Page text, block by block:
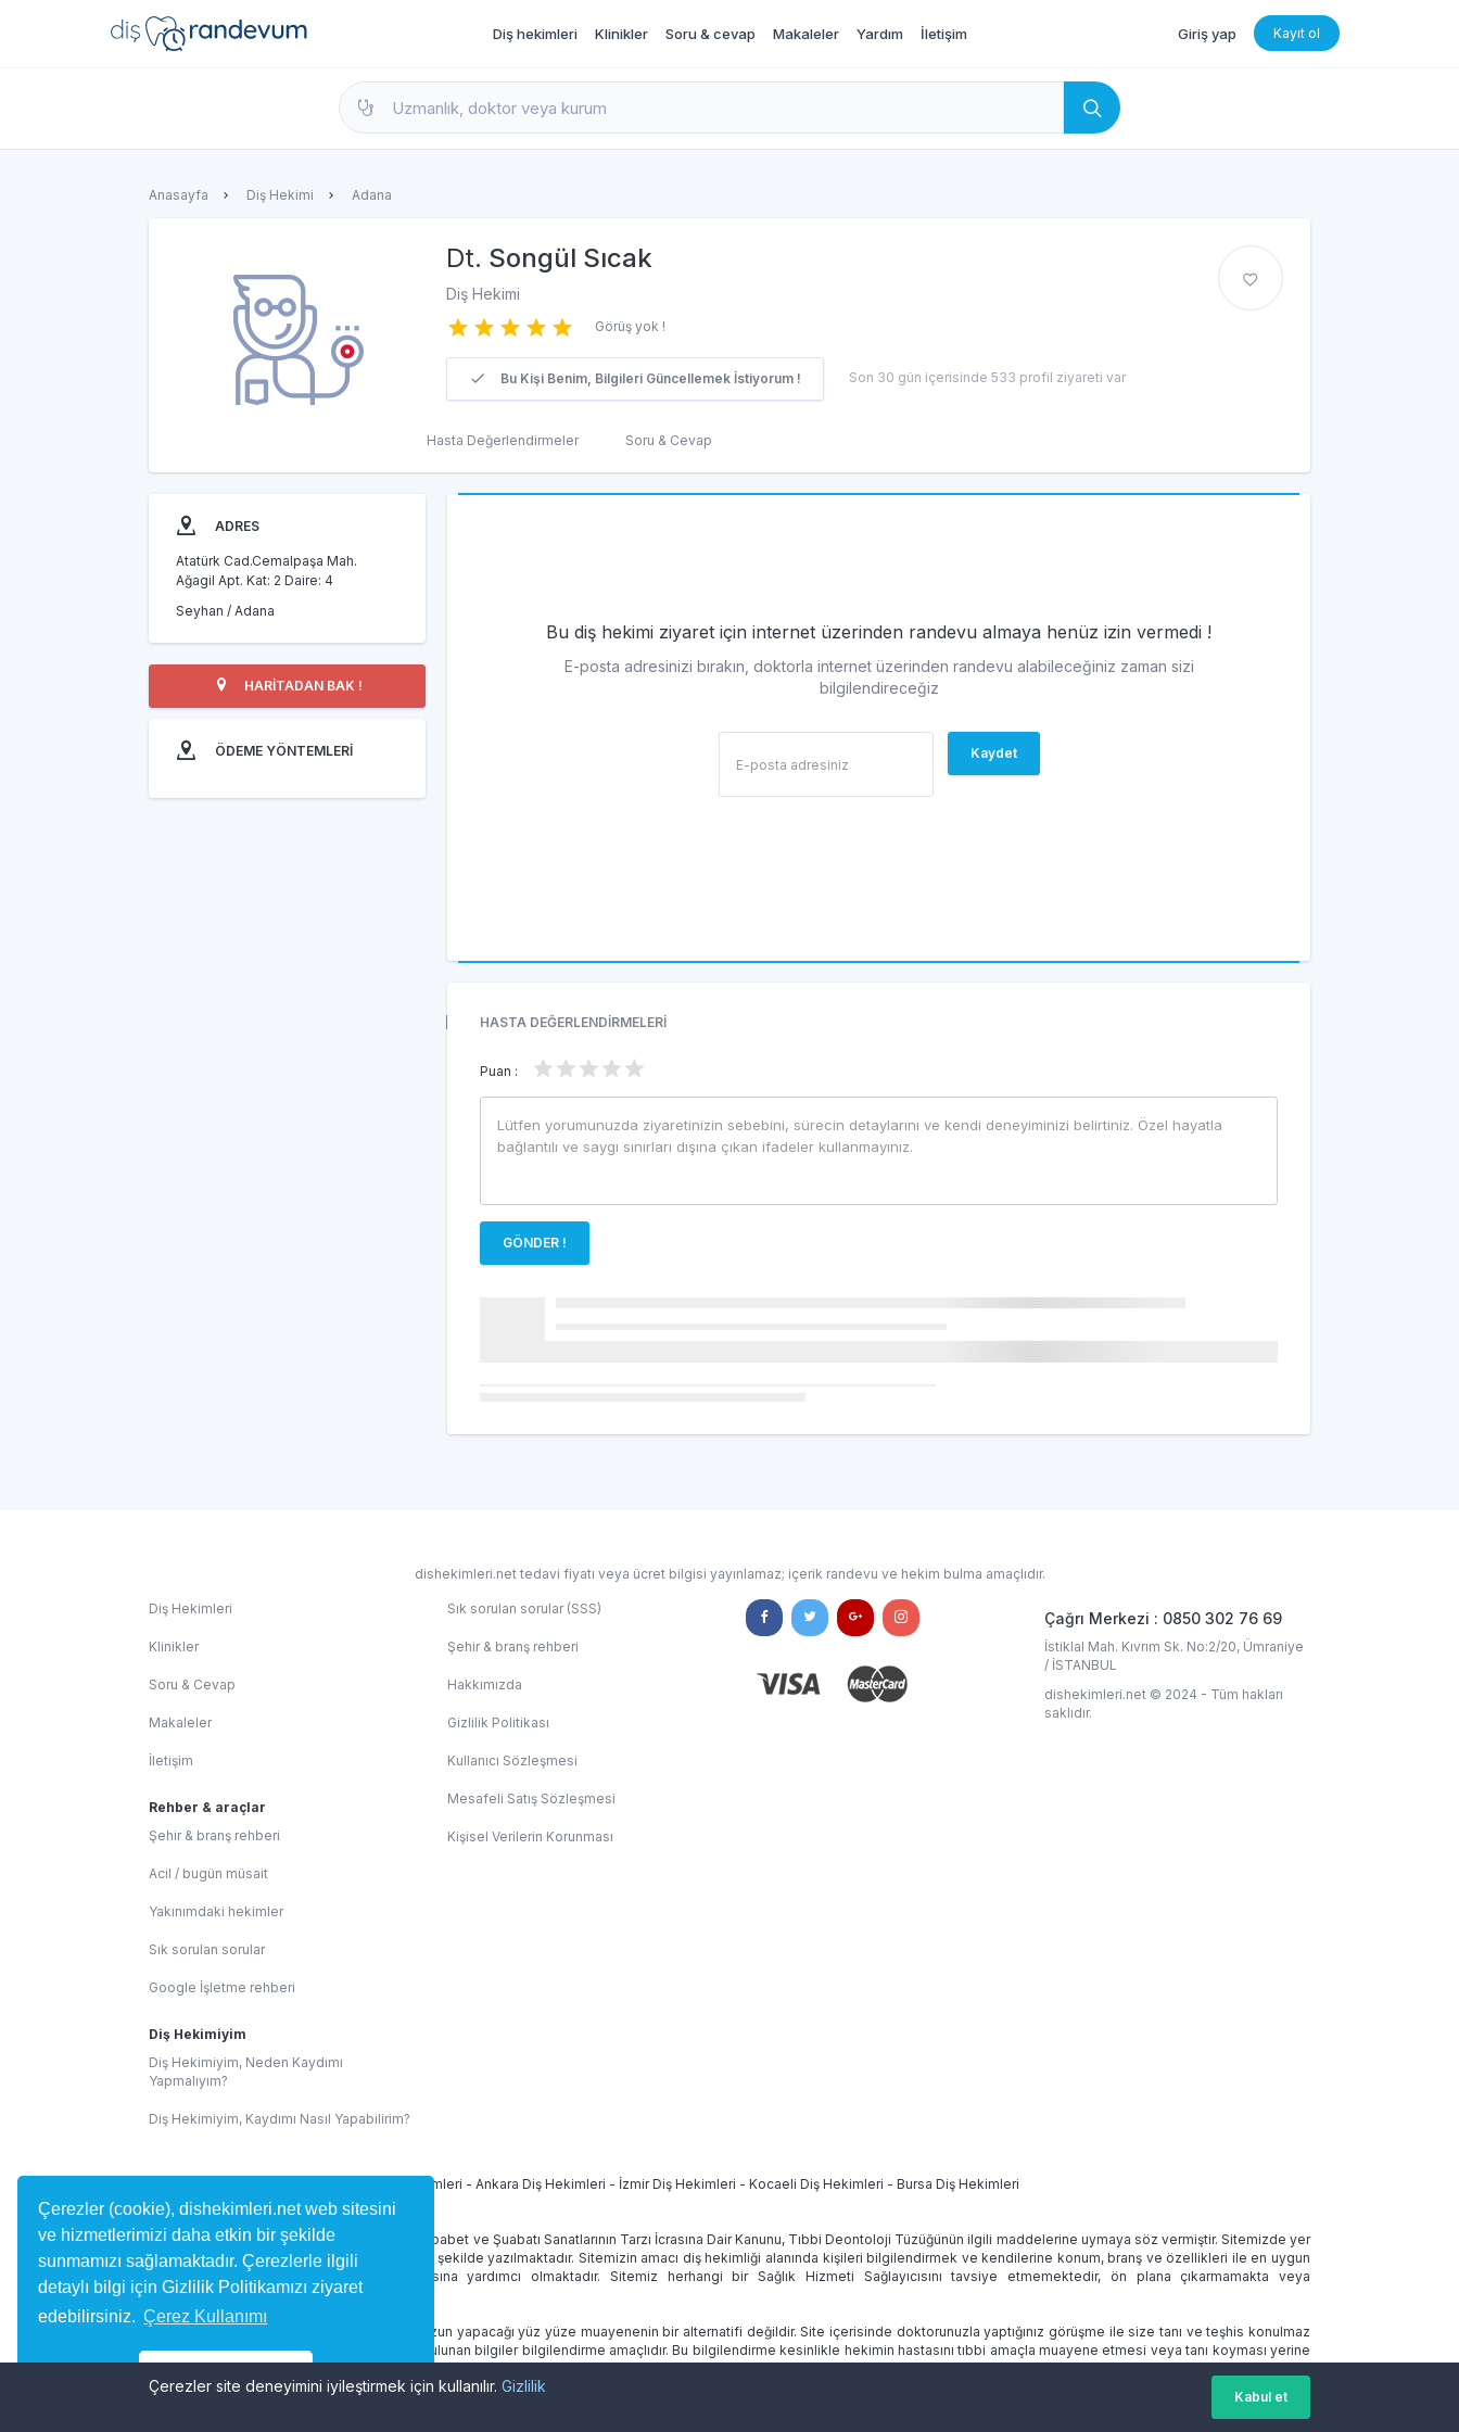
Çerezler (cookie), dishekimleri.net web sitesini
ve hizmetlerimizi daha etkin bir şekilde
sunmamızı sağlamaktadır. Çerezlerle ilgili
detaylı bilgi için Gizlilik Politikamızı ziyaret
edebilirsiniz. Çerez Kullanımı
dishekimleri.net - Diş Hekimi Bul, Yorumları İncele ve Randevu Al Giriş yap Kayıt ol
Diş hekimleri Klinikler Soru & cevap Makaleler Yardım İletişim
Anasayfa Diş Hekimi Adana
Dt. Songül Sıcak
Diş Hekimi
Görüş yok !
Bu Kişi Benim, Bilgileri Güncellemek İstiyorum ! Son 30 gün içerisinde 533 profil ziyareti var
Hasta Değerlendirmeler Soru & Cevap
ADRES
Atatürk Cad.Cemalpaşa Mah.
Ağagil Apt. Kat: 2 Daire: 4
Seyhan / Adana
HARİTADAN BAK !
ÖDEME YÖNTEMLERİ
Bu diş hekimi ziyaret için internet üzerinden randevu almaya henüz izin vermedi !
E-posta adresinizi bırakın, doktorla internet üzerinden randevu alabileceğiniz zaman sizi
bilgilendireceğiz
Kaydet
HASTA DEĞERLENDİRMELERİ
Puan :
GÖNDER !
Çerezler site deneyimini iyileştirmek için kullanılır. Gizlilik
Kabul et
dishekimleri.net tedavi fiyatı veya ücret bilgisi yayınlamaz; içerik randevu ve hekim bulma amaçlıdır.
Diş Hekimleri
Klinikler
Soru & Cevap
Makaleler
İletişim
Rehber & araçlar
Şehir & branş rehberi
Acil / bugün müsait
Yakınımdaki hekimler
Sık sorulan sorular
Google İşletme rehberi
Diş Hekimiyim
Diş Hekimiyim, Neden Kaydımı
Yapmalıyım?
Diş Hekimiyim, Kaydımı Nasıl Yapabilirim?
Sık sorulan sorular (SSS)
Şehir & branş rehberi
Hakkımızda
Gizlilik Politikası
Kullanıcı Sözleşmesi
Mesafeli Satış Sözleşmesi
Kişisel Verilerin Korunması
Çağrı Merkezi : 0850 302 76 69
İstiklal Mah. Kıvrım Sk. No:2/20, Ümraniye
/ İSTANBUL
dishekimleri.net © 2024 - Tüm hakları
saklıdır.
İstanbul Diş Hekimleri - Ankara Diş Hekimleri - İzmir Diş Hekimleri - Kocaeli Diş Hekimleri - Bursa Diş Hekimleri
dishekimleri.net site içeriğinde 1219 Sayılı Tababet ve Şuabatı Sanatlarının Tarzı İcrasına Dair Kanunu, Tıbbi Deontoloji Tüzüğünün ilgili maddelerine uymaya söz vermiştir. Sitemizde yer
alan yorumlar kullanıcılar tarafından bağımsız şekilde yazılmaktadır. Sitemizin amacı diş hekimliği alanında kişileri bilgilendirmek ve kendilerine konum, branş ve özellikleri ile en uygun
diş hekimini bulmasına ve randevu almasına yardımcı olmaktadır. Sitemiz herhangi bir Sağlık Hizmeti Sağlayıcısını tavsiye etmemektedir, ön plana çıkarmamakta veya
desteklememektedir.
dishekimleri.net online hizmetleri doktorunuzun yapacağı yüz yüze muayenenin bir alternatifi değildir. Site içerisinde doktorunuzla yaptığınız görüşme ile size tanı ve teşhis konulmaz
ve tedaviniz düzenlenmez. Site içerisinde bulunan bilgiler bilgilendirme amaçlıdır. Bu bilgilendirme kesinlikle hekimin hastasını tıbbi amaçla muayene etmesi veya tanı koyması yerine